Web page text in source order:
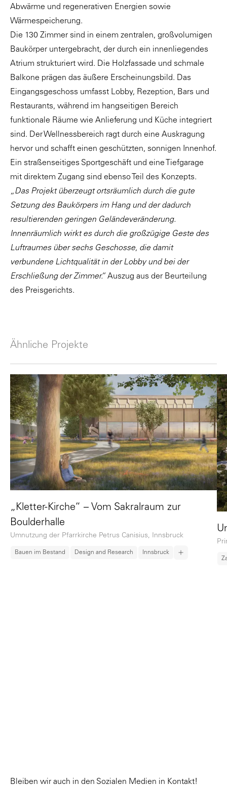
Abwärme und regenerativen Energien sowie
Wärmespeicherung.
Die 130 Zimmer sind in einem zentralen, großvolumigen
Baukörper untergebracht, der durch ein innenliegendes
Atrium strukturiert wird. Die Holzfassade und schmale
Balkone prägen das äußere Erscheinungsbild. Das
Eingangsgeschoss umfasst Lobby, Rezeption, Bars und
Restaurants, während im hangseitigen Bereich
funktionale Räume wie Anlieferung und Küche integriert
sind. Der Wellnessbereich ragt durch eine Auskragung
hervor und schafft einen geschützten, sonnigen Innenhof.
Ein straßenseitiges Sportgeschäft und eine Tiefgarage
mit direktem Zugang sind ebenso Teil des Konzepts.
„Das Projekt überzeugt ortsräumlich durch die gute
Setzung des Baukörpers im Hang und der dadurch
resultierenden geringen Geländeveränderung.
Innenräumlich wirkt es durch die großzügige Geste des
Luftraumes über sechs Geschosse, die damit
verbundene Lichtqualität in der Lobby und bei der
Erschließung der Zimmer.“ Auszug aus der Beurteilung
des Preisgerichts.
Ähnliche Projekte
„Kletter-Kirche“ – Vom Sakralraum zur
Boulderhalle
Umnutzung der Pfarrkirche Petrus Canisius, Innsbruck
Bauen im Bestand Design and Research Innsbruck
Bleiben wir auch in den Sozialen Medien in Kontakt!